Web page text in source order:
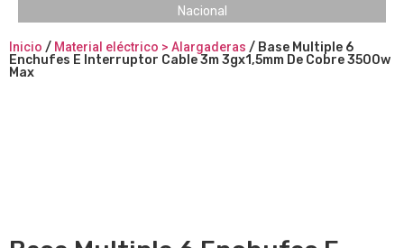
Nacional
Inicio / Material eléctrico > Alargaderas / Base Multiple 6
Enchufes E Interruptor Cable 3m 3gx1,5mm De Cobre 3500w
Max